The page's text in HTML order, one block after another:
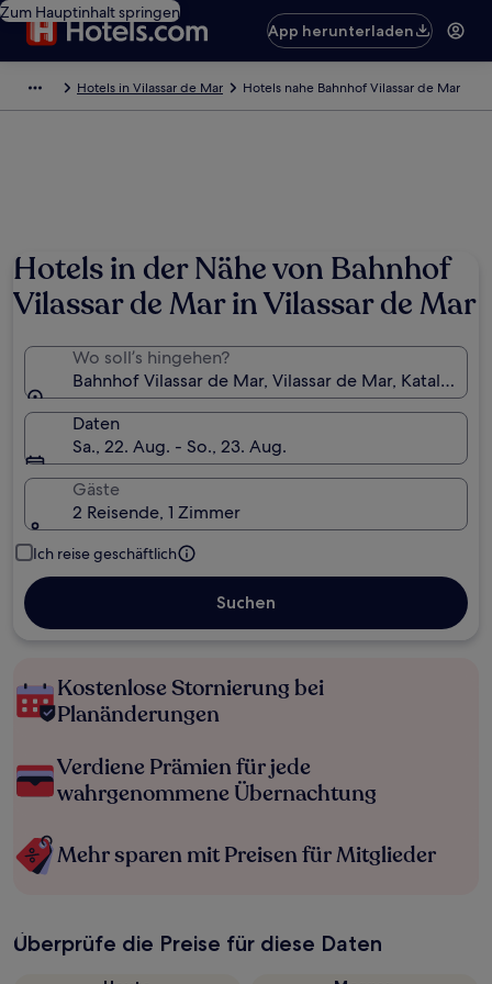
Zum Hauptinhalt springen
App herunterladen
Hotels in Vilassar de Mar Hotels nahe Bahnhof Vilassar de Mar
Hotels in der Nähe von Bahnhof
Vilassar de Mar in Vilassar de Mar
Wo soll’s hingehen?
Bahnhof Vilassar de Mar, Vilassar de Mar,
Daten
Sa., 22. Aug. - So., 23. Aug.
Gäste
2 Reisende, 1 Zimmer
Ich reise geschäftlich
Suchen
Kostenlose Stornierung bei
Planänderungen
Verdiene Prämien für jede
wahrgenommene Übernachtung
Mehr sparen mit Preisen für Mitglieder
Überprüfe die Preise für diese Daten